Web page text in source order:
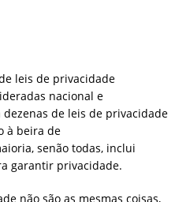
leis de privacidade
nacional e
de leis de privacidade
à beira de
senão todas, inclui
garantir privacidade.
não são as mesmas coisas,